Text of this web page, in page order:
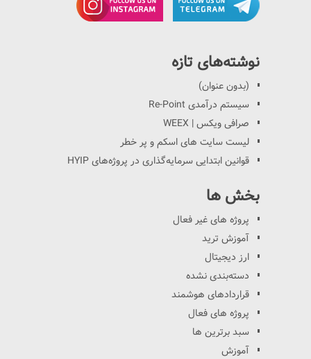
نوشته‌های تازه
(بدون عنوان)
سیستم درآمدی Re-Point
صرافی ویکس | WEEX
لیست سایت های اسکم و پر خطر
قوانین ابتدایی سرمایه‌گذاری در پروژه‌های HYIP
بخش ها
پروژه های غیر فعال
آموزش ترید
ارز دیجیتال
دسته‌بندی نشده
قراردادهای هوشمند
پروژه های فعال
سبد برترین ها
آموزش